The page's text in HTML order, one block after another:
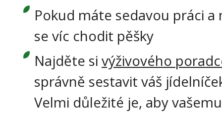
Pokud máte sedavou práci
se víc chodit pěšky
Najděte si výživového
správně sestavit váš
Velmi důležité je, aby